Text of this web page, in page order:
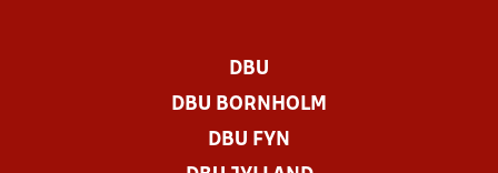
DBU
DBU BORNHOLM
DBU FYN